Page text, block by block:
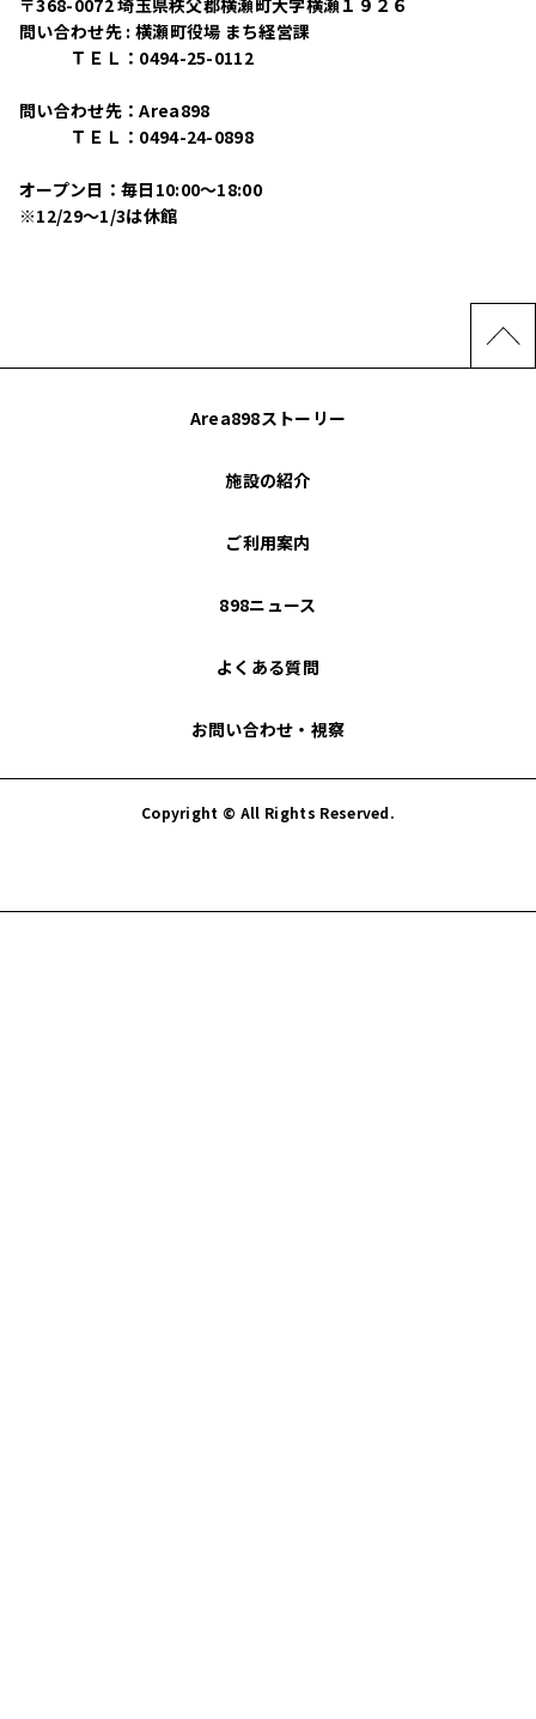
〒368-0072 埼玉県秩父郡横瀬町大字横瀬１９２６
問い合わせ先 : 横瀬町役場 まち経営課
ＴＥＬ：0494-25-0112
問い合わせ先：Area898
ＴＥＬ：0494-24-0898
オープン日：毎日10:00〜18:00
※12/29〜1/3は休館
Area898ストーリー
施設の紹介
ご利用案内
898ニュース
よくある質問
お問い合わせ・視察
Copyright © All Rights Reserved.